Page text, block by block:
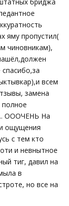
яму пропустил(
чиновникам),
всем
замена
полное
ОООЧЕНЬ На
ощущения
с тем кто
и невнытное
тиг, давил на
в
но все на